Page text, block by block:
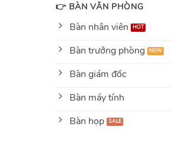
👉 BÀN VĂN PHÒNG
Bàn nhân viên
Bàn trưởng phòng
Bàn giám đốc
Bàn máy tính
Bàn họp